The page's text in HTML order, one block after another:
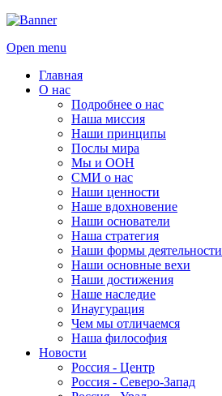
Open menu
Главная
О нас
Подробнее о нас
Наша миссия
Наши принципы
Послы мира
Мы и ООН
СМИ о нас
Наши ценности
Наше вдохновение
Наши основатели
Наша стратегия
Наши формы деятельности
Наши основные вехи
Наши достижения
Наше наследие
Инаугурация
Чем мы отличаемся
Наша философия
Новости
Россия - Центр
Россия - Северо-Запад